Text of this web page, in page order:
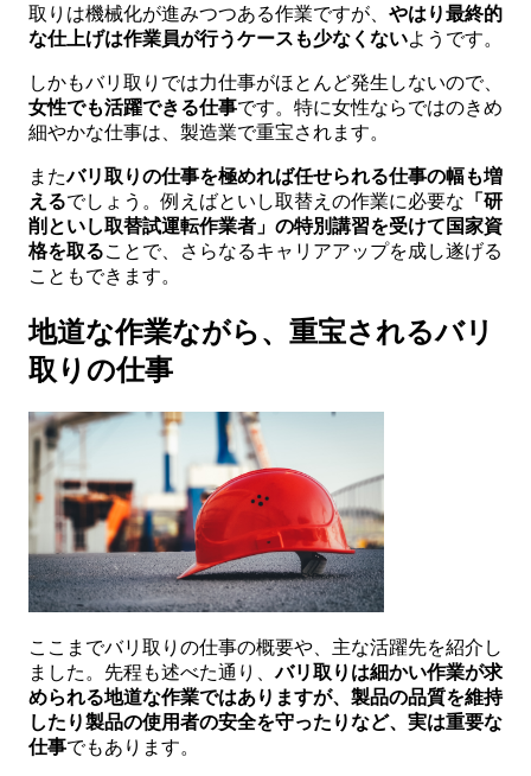
取りは機械化が進みつつある作業ですが、 やはり最終的
な仕上げは作業員が行うケースも少なくないようです。
しかもバリ取りでは力仕事がほとんど発生しないので、
女性でも活躍できる仕事です。特に女性ならではのきめ
細やかな仕事は、製造業で重宝されます。
またバリ取りの仕事を極めれば任せられる仕事の幅も増
えるでしょう。例えばといし取替えの作業に必要な 「研
削といし取替試運転作業者」の特別講習を受けて国家資
格を取ることで、さらなるキャリアアップを成し遂げる
こともできます。
地道な作業ながら、重宝されるバリ
取りの仕事
ここまでバリ取りの仕事の概要や、主な活躍先を紹介し
ました。先程も述べた通り、バリ取りは細かい作業が求
められる地道な作業ではありますが、製品の品質を維持
したり製品の使用者の安全を守ったりなど、実は重要な
仕事でもあります。